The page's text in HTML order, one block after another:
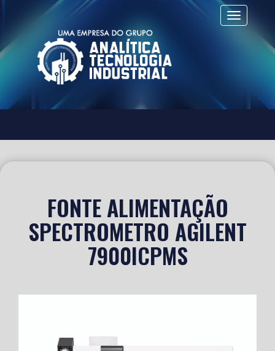
Alternar
FONTE ALIMENTAÇÃO
SPECTROMETRO AGILENT
7900ICPMS